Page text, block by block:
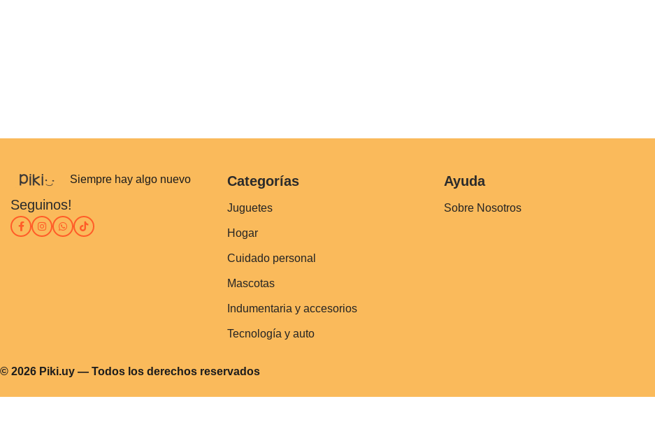
Siempre hay algo nuevo
Seguinos!
Categorías
Juguetes
Hogar
Cuidado personal
Mascotas
Indumentaria y accesorios
Tecnología y auto
Ayuda
Sobre Nosotros
© 2026 Piki.uy — Todos los derechos reservados